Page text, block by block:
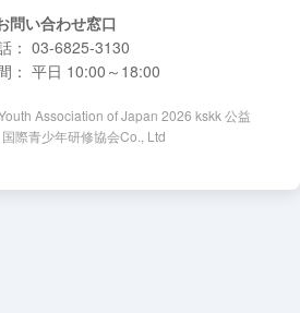
問い合わせ窓口
： 03-6825-3130
： 平日 10:00～18:00
Association of Japan 2026 kskk 公益
際青少年研修協会Co., Ltd